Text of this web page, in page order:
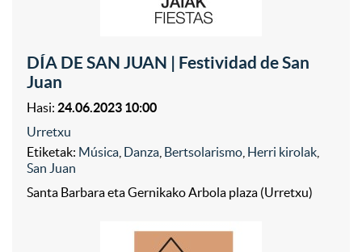
DÍA DE SAN JUAN | Festividad de San
Juan
Hasi: 24.06.2023 10:00
Urretxu
Etiketak: Música Danza Bertsolarismo Herri kirolak
San Juan
Santa Barbara eta Gernikako Arbola plaza (Urretxu)